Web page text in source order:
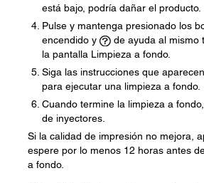
está bajo, podría dañar el producto.
Pulse y mantenga presionado los
encendido y
de ayuda al mismo
la pantalla Limpieza a fondo.
Siga las instrucciones que
para ejecutar una limpieza a fondo.
Cuando termine la limpieza a
de inyectores.
Si la calidad de impresión no mejora,
espere por lo menos 12 horas antes
a fondo.